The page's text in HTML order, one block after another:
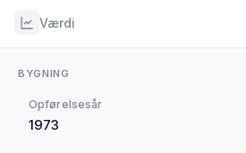
Værdi
BYGNING
Opførelsesår
1973